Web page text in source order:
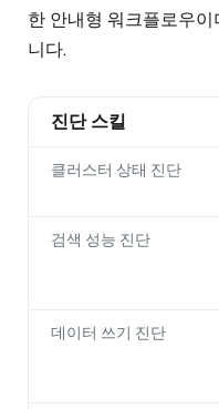
한 안내형 워크플로우
니다.
진단 스킬
클러스터 상태 진단
검색 성능 진단
데이터 쓰기 진단